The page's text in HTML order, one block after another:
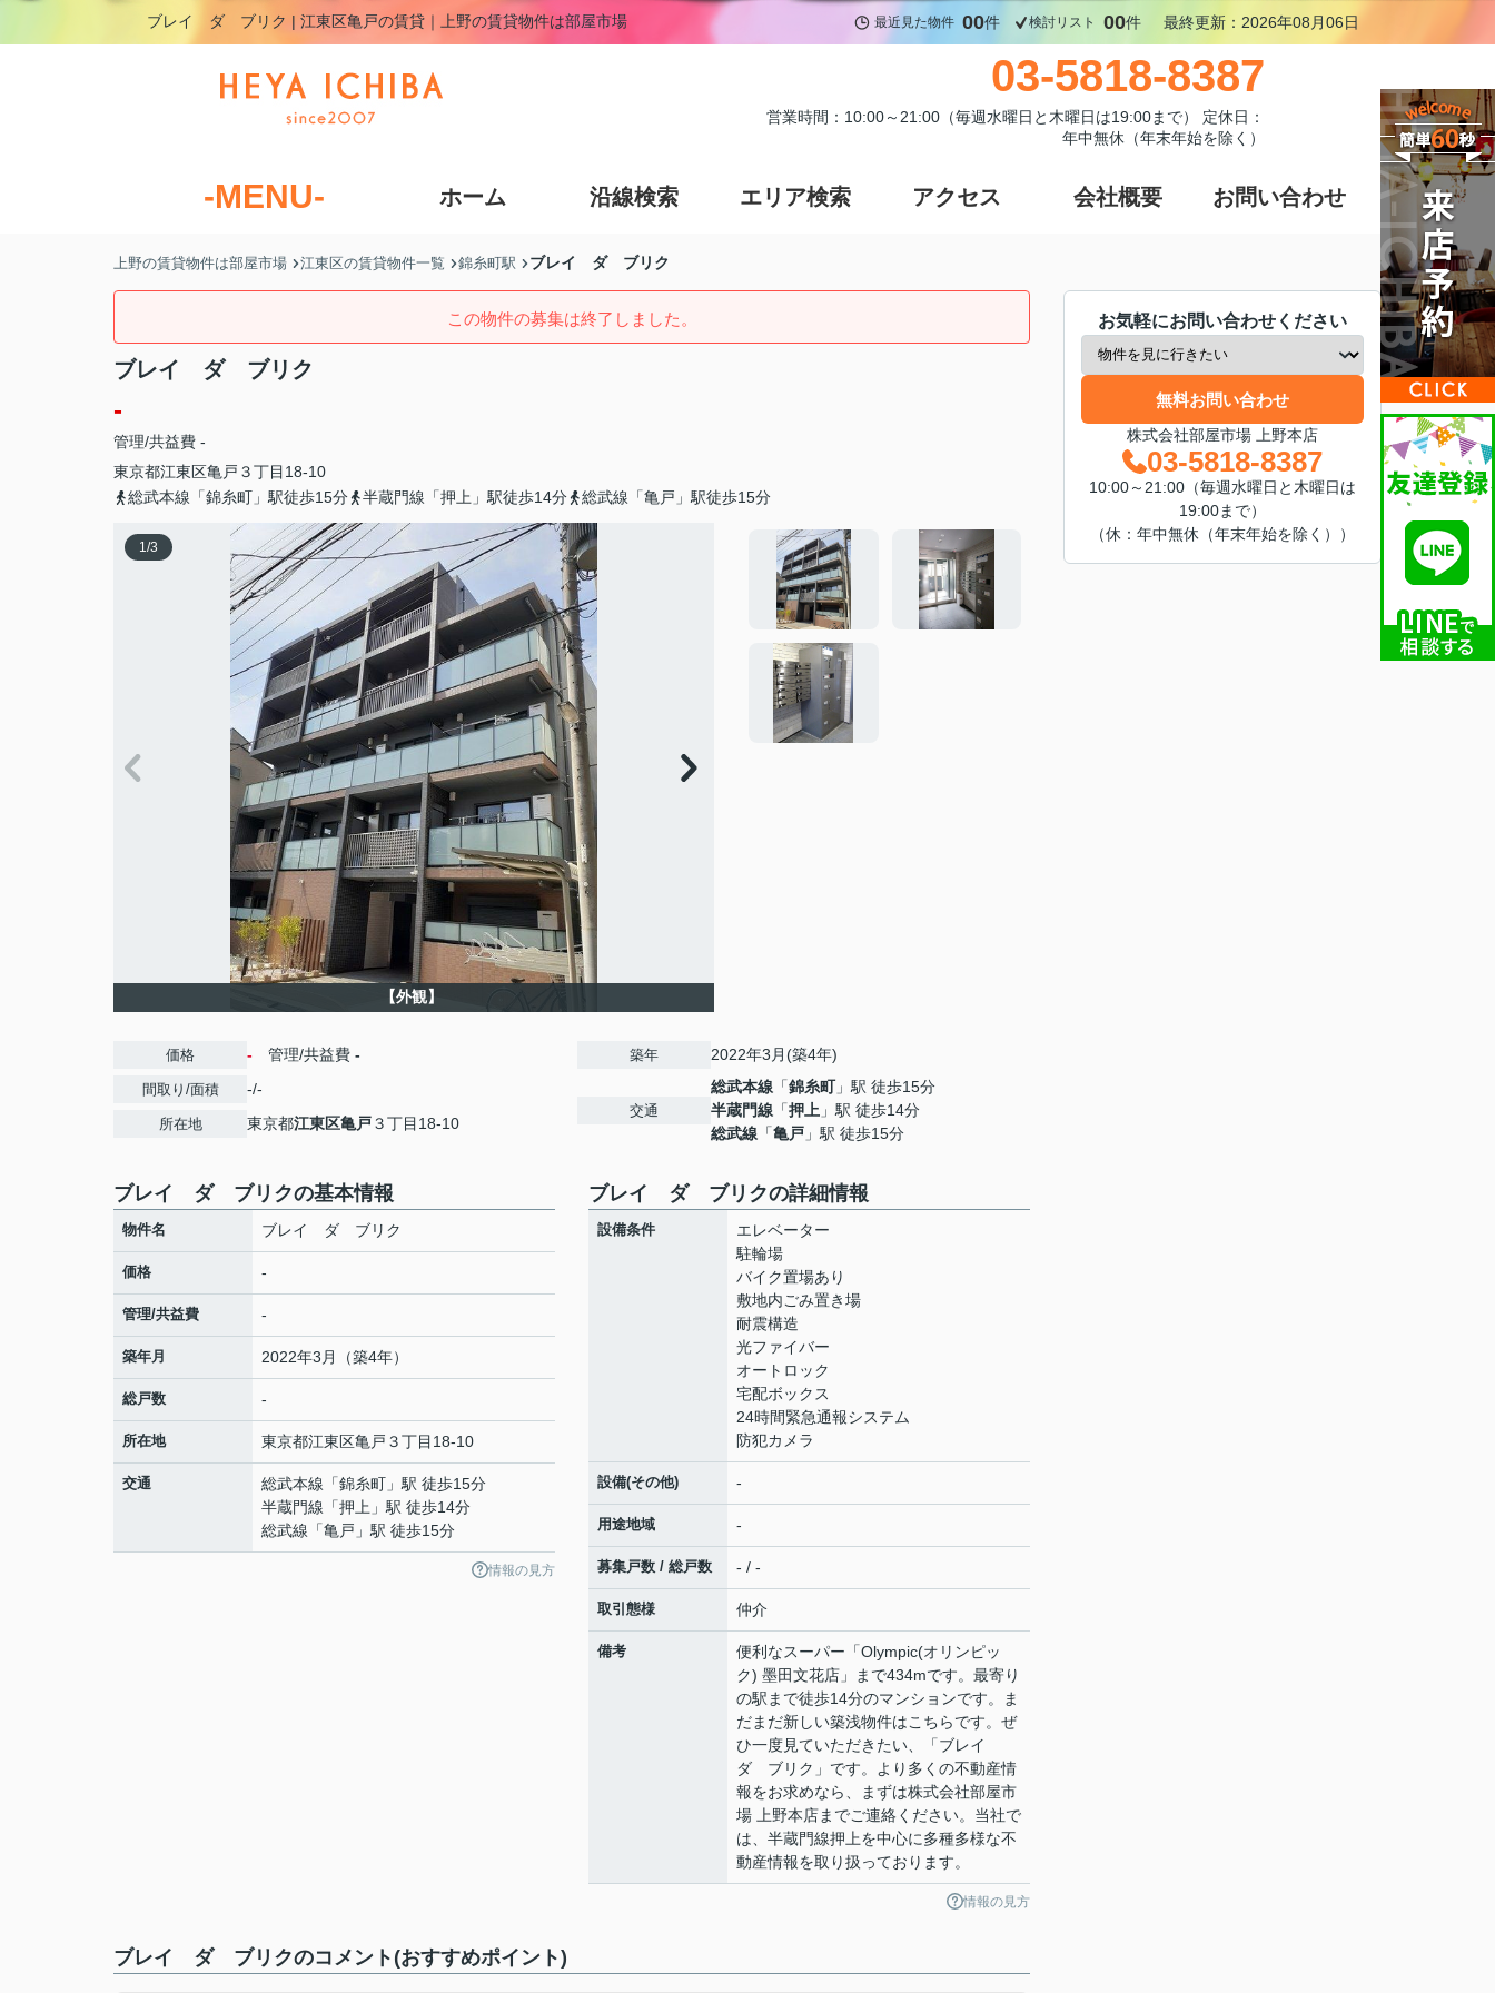
ブレイ ダ ブリク | 江東区亀戸の賃貸｜上野の賃貸物件は部屋市場 最近見た物件 00件 検討リスト 00件 最終更新：2026年08月06日
03-5818-8387
営業時間：10:00～21:00（毎週水曜日と木曜日は19:00まで） 定休日：
年中無休（年末年始を除く）
-MENU- ホーム 沿線検索 エリア検索 アクセス 会社概要 お問い合わせ
上野の賃貸物件は部屋市場 江東区の賃貸物件一覧 錦糸町駅 ブレイ ダ ブリク
この物件の募集は終了しました。
ブレイ ダ ブリク
-
管理/共益費 -
東京都江東区亀戸 ３丁目18-10
総武本線「錦糸町」駅徒歩15分
半蔵門線「押上」駅徒歩14分 総武線「亀戸」駅徒歩15分
1/3
【外観】
価格 - 管理/共益費 -
間取り/面積 -/-
所在地 東京都江東区亀戸３丁目18-10
築年 2022年3月(築4年)
交通
総武本線 「錦糸町」駅 徒歩15分
半蔵門線 「押上 」駅 徒歩14分
総武線 「亀戸 」駅 徒歩15分
ブレイ ダ ブリクの基本情報
物件名 ブレイ ダ ブリク
価格 -
管理/共益費 -
築年月 2022年3月（築4年）
総戸数 -
所在地 東京都江東区亀戸 ３丁目18-10
交通 総武本線 「錦糸町 」駅 徒歩15分
半蔵門線 「押上 」駅 徒歩14分
総武線 「亀戸 」駅 徒歩15分
情報の見方
ブレイ ダ ブリクの詳細情報
設備条件
エレベーター
駐輪場
バイク置場あり
敷地内ごみ置き場
耐震構造
光ファイバー
オートロック
宅配ボックス
24時間緊急通報システム
防犯カメラ
設備(その他) -
用途地域 -
募集戸数 / 総戸数 - / -
取引態様 仲介
備考
便利なスーパー「Olympic(オリンピッ
ク) 墨田文花店」まで434mです。最寄り
の駅まで徒歩14分のマンションです。ま
だまだ新しい築浅物件はこちらです。ぜ
ひ一度見ていただきたい、「ブレイ
ダ ブリク」です。より多くの不動産情
報をお求めなら、まずは株式会社部屋市
場 上野本店までご連絡ください。当社で
は、半蔵門線押上を中心に多種多様な不
動産情報を取り扱っております。
情報の見方
ブレイ ダ ブリクのコメント(おすすめポイント)
お気軽にお問い合わせください
無料お問い合わせ
株式会社部屋市場 上野本店
03-5818-8387
10:00～21:00（毎週水曜日と木曜日は
19:00まで）
（休：年中無休（年末年始を除く））